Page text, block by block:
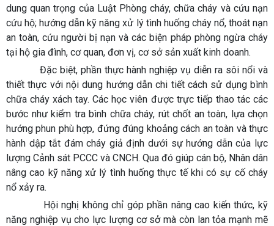
dung quan trọng của Luật Phòng cháy, chữa cháy và cứu nạn
cứu hộ; hướng dẫn kỹ năng xử lý tình huống cháy nổ, thoát nạn
an toàn, cứu người bị nạn và các biện pháp phòng ngừa cháy
tại hộ gia đình, cơ quan, đơn vị, cơ sở sản xuất kinh doanh.
Đặc biệt, phần thực hành nghiệp vụ diễn ra sôi nổi và
thiết thực với nội dung hướng dẫn chi tiết cách sử dụng bình
chữa cháy xách tay. Các học viên được trực tiếp thao tác các
bước như kiểm tra bình chữa cháy, rút chốt an toàn, lựa chọn
hướng phun phù hợp, đứng đúng khoảng cách an toàn và thực
hành dập tắt đám cháy giả định dưới sự hướng dẫn của lực
lượng Cảnh sát PCCC và CNCH. Qua đó giúp cán bộ, Nhân dân
nâng cao kỹ năng xử lý tình huống thực tế khi có sự cố cháy
nổ xảy ra.
Hội nghị không chỉ góp phần nâng cao kiến thức, kỹ
năng nghiệp vụ cho lực lượng cơ sở mà còn lan tỏa mạnh mẽ